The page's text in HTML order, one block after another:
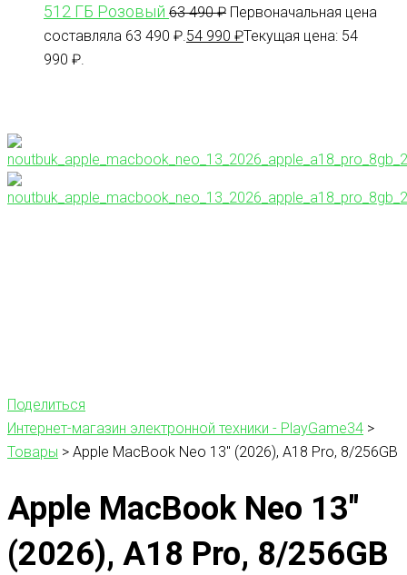
512 ГБ Розовый 63 490₽ Первоначальная цена
составляла 63 490 ₽. 54 990 ₽Текущая цена: 54
990 ₽.
Поделиться
Интернет-магазин электронной техники - PlayGame34 >
Товары > Apple MacBook Neo 13″ (2026), A18 Pro, 8/256GB
Apple MacBook Neo 13″
(2026), A18 Pro, 8/256GB